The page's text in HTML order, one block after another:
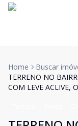
Home
Buscar
TERRENO NO
COM LEVE ACLIVE,